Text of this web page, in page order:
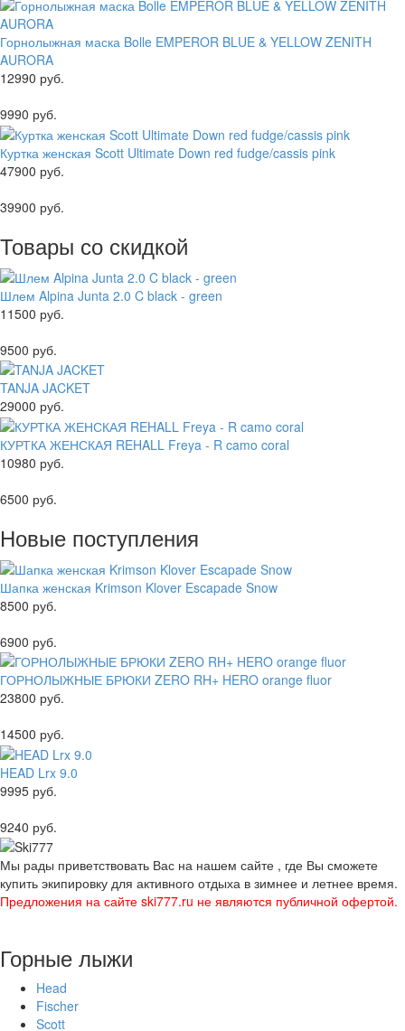
Горнолыжная маска Bolle EMPEROR BLUE & YELLOW ZENITH
AURORA
12990 руб.
9990 руб.
Куртка женская Scott Ultimate Down red fudge/cassis pink
47900 руб.
39900 руб.
Товары со скидкой
Шлем Alpina Junta 2.0 C black - green
11500 руб.
9500 руб.
TANJA JACKET
29000 руб.
КУРТКА ЖЕНСКАЯ REHALL Freya - R camo coral
10980 руб.
6500 руб.
Новые поступления
Шапка женская Krimson Klover Escapade Snow
8500 руб.
6900 руб.
ГОРНОЛЫЖНЫЕ БРЮКИ ZERO RH+ HERO orange fluor
23800 руб.
14500 руб.
HEAD Lrx 9.0
9995 руб.
9240 руб.
Мы рады приветствовать Вас на нашем сайте , где Вы сможете
купить экипировку для активного отдыха в зимнее и летнее время.
Предложения на сайте ski777.ru не являются публичной офертой.
Горные лыжи
Head
Fischer
Scott